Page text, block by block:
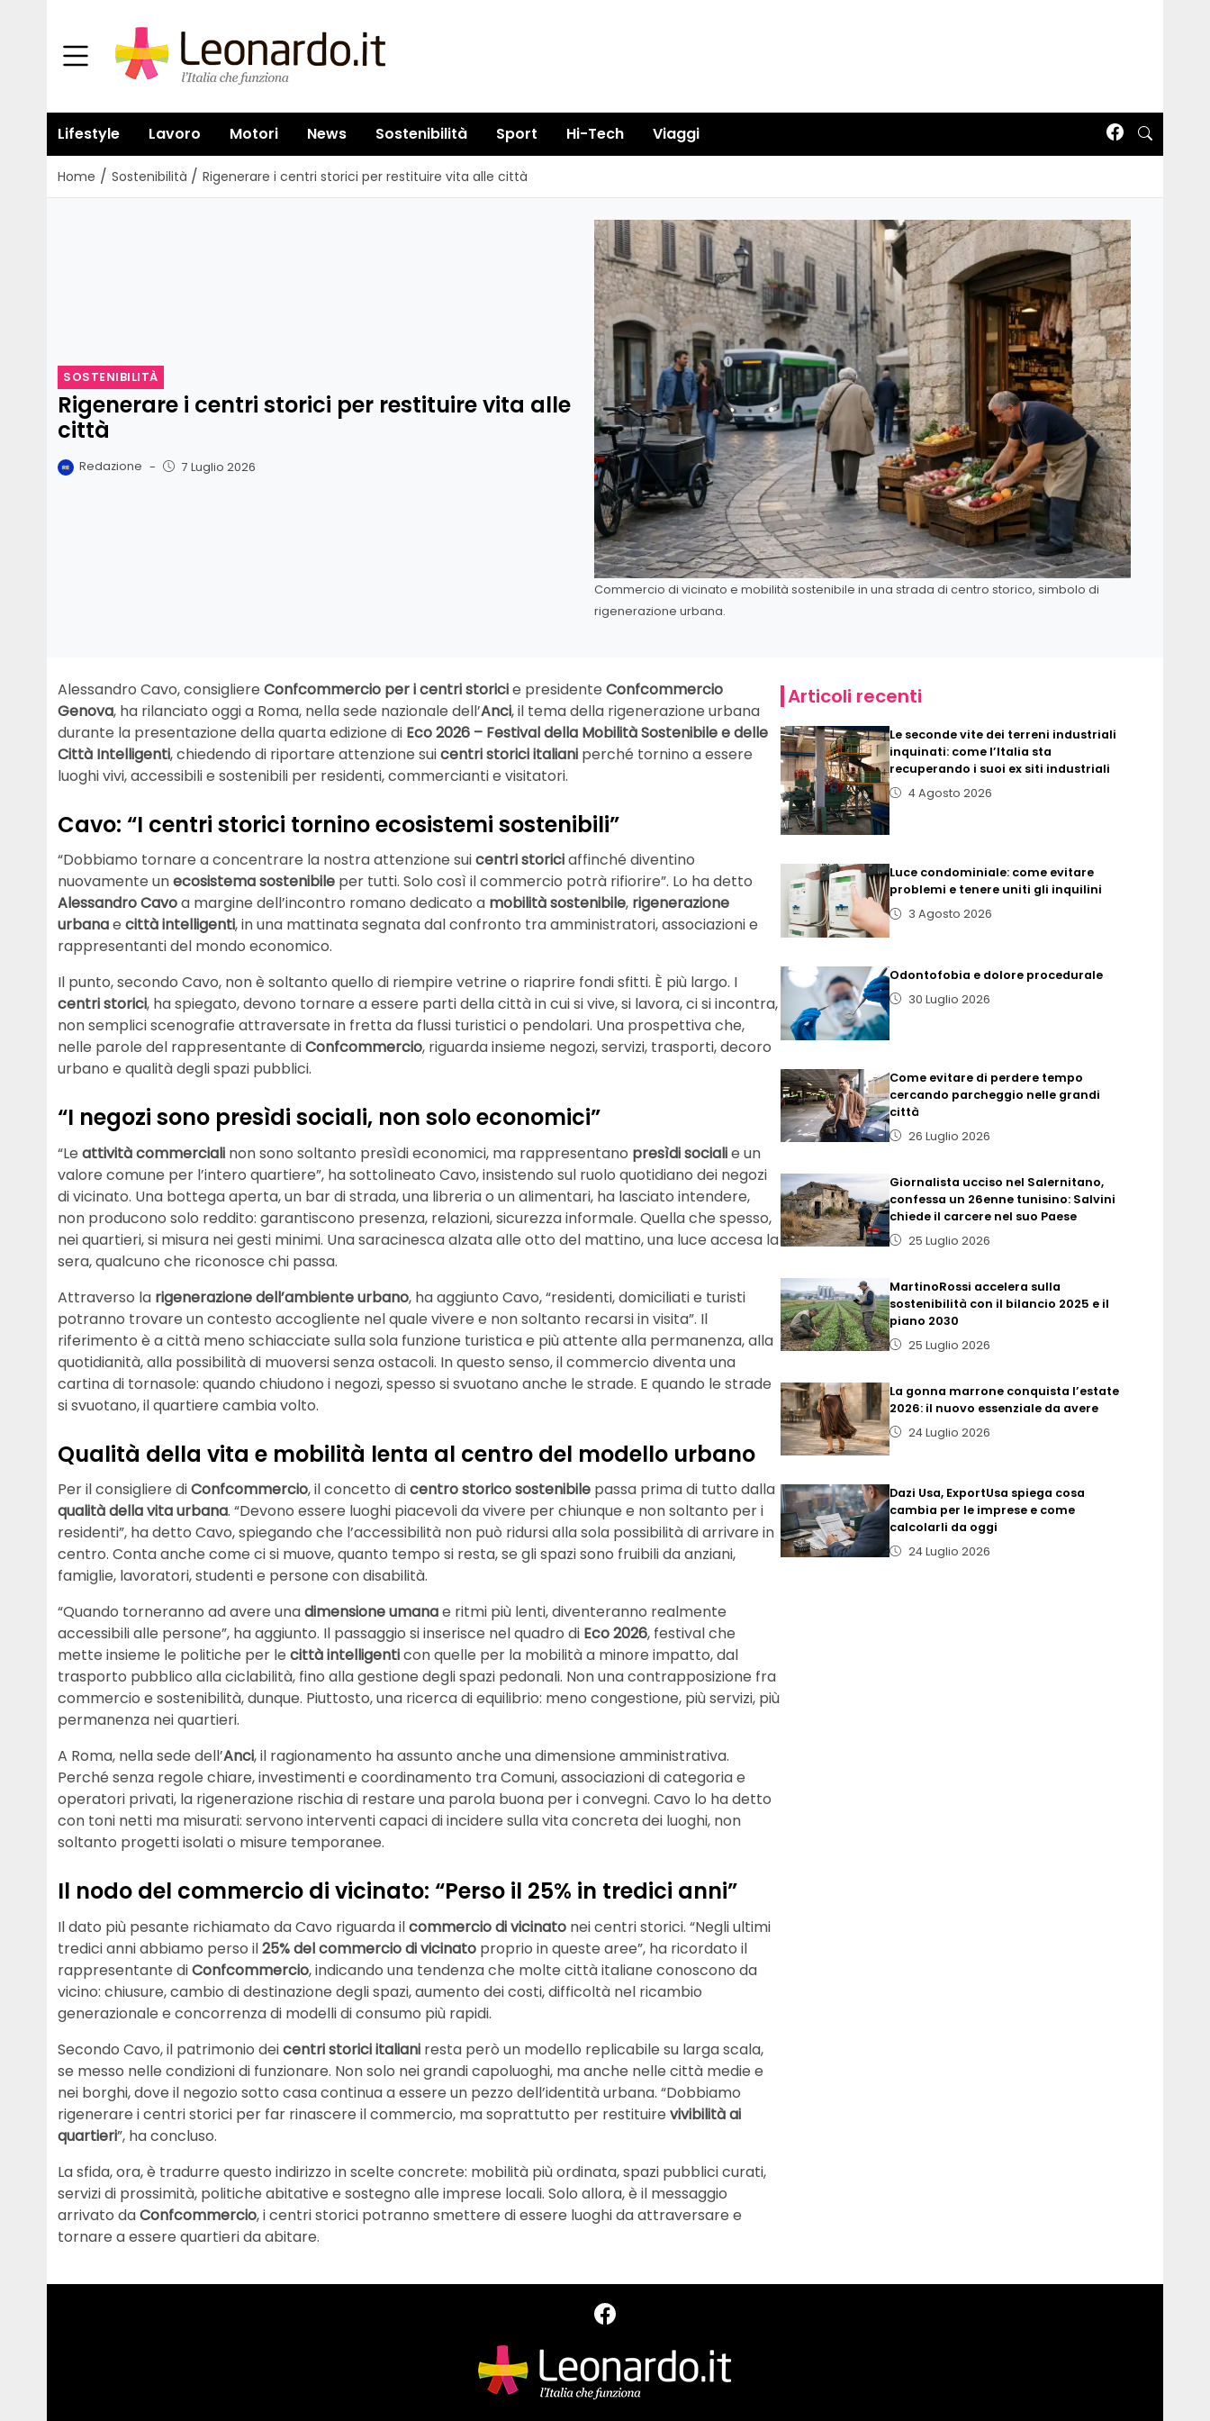
Lifestyle Lavoro Motori News Sostenibilità Sport Hi-Tech Viaggi
Home / Sostenibilità / Rigenerare i centri storici per restituire vita alle città
SOSTENIBILITÀ
Rigenerare i centri storici per restituire vita alle
città
Redazione - 7 Luglio 2026
Commercio di vicinato e mobilità sostenibile in una strada di centro storico, simbolo di
rigenerazione urbana.
Alessandro Cavo, consigliere Confcommercio per i centri storicie presidente Confcommercio
Genova, ha rilanciato oggi a Roma, nella sede nazionale dell’Anci, il tema della rigenerazione urbana
durante la presentazione della quarta edizione di Eco 2026 – Festival della Mobilità Sostenibile e delle
Città Intelligenti, chiedendo di riportare attenzione suicentri storici italiani perché tornino a essere
luoghi vivi, accessibili e sostenibili per residenti, commercianti e visitatori.
Cavo: “I centri storici tornino ecosistemi sostenibili”
“Dobbiamo tornare a concentrare la nostra attenzione suicentri storiciaffinché diventino
nuovamente unecosistema sostenibile per tutti. Solo così il commercio potrà rifiorire”. Lo ha detto
Alessandro Cavoa margine dell’incontro romano dedicato a mobilità sostenibile, rigenerazione
urbanae città intelligenti, in una mattinata segnata dal confronto tra amministratori, associazioni e
rappresentanti del mondo economico.
Il punto, secondo Cavo, non è soltanto quello di riempire vetrine o riaprire fondi sfitti. È più largo. I
centri storici, ha spiegato, devono tornare a essere parti della città in cui si vive, si lavora, ci si incontra,
non semplici scenografie attraversate in fretta da flussi turistici o pendolari. Una prospettiva che,
nelle parole del rappresentante diConfcommercio, riguarda insieme negozi, servizi, trasporti, decoro
urbano e qualità degli spazi pubblici.
“I negozi sono presìdi sociali, non solo economici”
“Le attività commerciali non sono soltanto presìdi economici, ma rappresentano presìdi socialie un
valore comune per l’intero quartiere”, ha sottolineato Cavo, insistendo sul ruolo quotidiano dei negozi
di vicinato. Una bottega aperta, un bar di strada, una libreria o un alimentari, ha lasciato intendere,
non producono solo reddito: garantiscono presenza, relazioni, sicurezza informale. Quella che spesso,
nei quartieri, si misura nei gesti minimi. Una saracinesca alzata alle otto del mattino, una luce accesa la
sera, qualcuno che riconosce chi passa.
Attraverso la rigenerazione dell’ambiente urbano, ha aggiunto Cavo, “residenti, domiciliati e turisti
potranno trovare un contesto accogliente nel quale vivere e non soltanto recarsi in visita”. Il
riferimento è a città meno schiacciate sulla sola funzione turistica e più attente alla permanenza, alla
quotidianità, alla possibilità di muoversi senza ostacoli. In questo senso, il commercio diventa una
cartina di tornasole: quando chiudono i negozi, spesso si svuotano anche le strade. E quando le strade
si svuotano, il quartiere cambia volto.
Qualità della vita e mobilità lenta al centro del modello urbano
Per il consigliere diConfcommercio, il concetto dicentro storico sostenibile passa prima di tutto dalla
qualità della vita urbana. “Devono essere luoghi piacevoli da vivere per chiunque e non soltanto per i
residenti”, ha detto Cavo, spiegando che l’accessibilità non può ridursi alla sola possibilità di arrivare in
centro. Conta anche come ci si muove, quanto tempo si resta, se gli spazi sono fruibili da anziani,
famiglie, lavoratori, studenti e persone con disabilità.
“Quando torneranno ad avere unadimensione umanae ritmi più lenti, diventeranno realmente
accessibili alle persone”, ha aggiunto. Il passaggio si inserisce nel quadro di Eco 2026, festival che
mette insieme le politiche per le città intelligenticon quelle per la mobilità a minore impatto, dal
trasporto pubblico alla ciclabilità, fino alla gestione degli spazi pedonali. Non una contrapposizione fra
commercio e sostenibilità, dunque. Piuttosto, una ricerca di equilibrio: meno congestione, più servizi, più
permanenza nei quartieri.
A Roma, nella sede dell’Anci, il ragionamento ha assunto anche una dimensione amministrativa.
Perché senza regole chiare, investimenti e coordinamento tra Comuni, associazioni di categoria e
operatori privati, la rigenerazione rischia di restare una parola buona per i convegni. Cavo lo ha detto
con toni netti ma misurati: servono interventi capaci di incidere sulla vita concreta dei luoghi, non
soltanto progetti isolati o misure temporanee.
Il nodo del commercio di vicinato: “Perso il 25% in tredici anni”
Il dato più pesante richiamato da Cavo riguarda ilcommercio di vicinato nei centri storici. “Negli ultimi
tredici anni abbiamo perso il25% del commercio di vicinato proprio in queste aree”, ha ricordato il
rappresentante diConfcommercio, indicando una tendenza che molte città italiane conoscono da
vicino: chiusure, cambio di destinazione degli spazi, aumento dei costi, difficoltà nel ricambio
generazionale e concorrenza di modelli di consumo più rapidi.
Secondo Cavo, il patrimonio deicentri storici italiani resta però un modello replicabile su larga scala,
se messo nelle condizioni di funzionare. Non solo nei grandi capoluoghi, ma anche nelle città medie e
nei borghi, dove il negozio sotto casa continua a essere un pezzo dell’identità urbana. “Dobbiamo
rigenerare i centri storici per far rinascere il commercio, ma soprattutto per restituire vivibilità ai
quartieri”, ha concluso.
La sfida, ora, è tradurre questo indirizzo in scelte concrete: mobilità più ordinata, spazi pubblici curati,
servizi di prossimità, politiche abitative e sostegno alle imprese locali. Solo allora, è il messaggio
arrivato daConfcommercio, i centri storici potranno smettere di essere luoghi da attraversare e
tornare a essere quartieri da abitare.
Articoli recenti
Le seconde vite dei terreni industriali
inquinati: come l’Italia sta
recuperando i suoi ex siti industriali
4 Agosto 2026
Luce condominiale: come evitare
problemi e tenere uniti gli inquilini
3 Agosto 2026
Odontofobia e dolore procedurale
30 Luglio 2026
Come evitare di perdere tempo
cercando parcheggio nelle grandi
città
26 Luglio 2026
Giornalista ucciso nel Salernitano,
confessa un 26enne tunisino: Salvini
chiede il carcere nel suo Paese
25 Luglio 2026
MartinoRossi accelera sulla
sostenibilità con il bilancio 2025 e il
piano 2030
25 Luglio 2026
La gonna marrone conquista l’estate
2026: il nuovo essenziale da avere
24 Luglio 2026
Dazi Usa, ExportUsa spiega cosa
cambia per le imprese e come
calcolarli da oggi
24 Luglio 2026